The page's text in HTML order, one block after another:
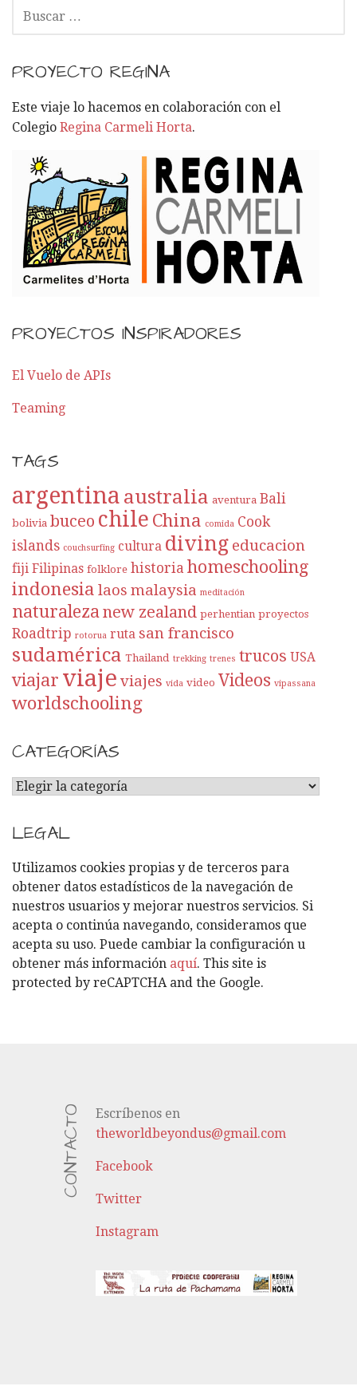
C
R
:
PROYECTO REGINA
Este viaje lo hacemos en colaboración con el
Colegio Regina Carmeli Horta.
PROYECTOS INSPIRADORES
El Vuelo de APIs
Teaming
TAGS
argentina australia aventura Bali
bolivia buceo chile China comida Cook
islands couchsurfing cultura diving educacion
fiji Filipinas folklore historia homeschooling
indonesia laos malaysia meditación
naturalezanew zealand perhentian proyectos
Roadtrip rotorua ruta san francisco
sudamérica Thailand trekking trenes trucos USA
viajar viaje viajes vida video Videos vipassana
worldschooling
CATEGORÍAS
C
T
E
G
O
R
Í
A
S
LEGAL
Utilizamos cookies propias y de terceros para
obtener datos estadísticos de la navegación de
nuestros usuarios y mejorar nuestros servicios. Si
acepta o continúa navegando, consideramos que
acepta su uso. Puede cambiar la configuración u
obtener más información aquí. This site is
protected by reCAPTCHA and the Google.
CONTACTO
Escríbenos en
theworldbeyondus@gmail.com
Facebook
Twitter
Instagram